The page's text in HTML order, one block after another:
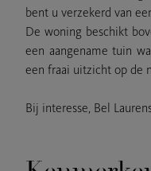
bent u verzekerd van
De woning beschikt
een aangename tuin
een fraai uitzicht op de
Bij interesse, Bel